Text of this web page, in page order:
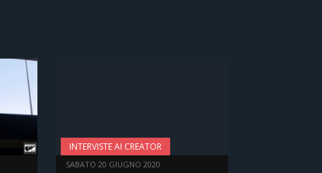
INTERVISTE AI CREATOR
SABATO 20 GIUGNO 2020